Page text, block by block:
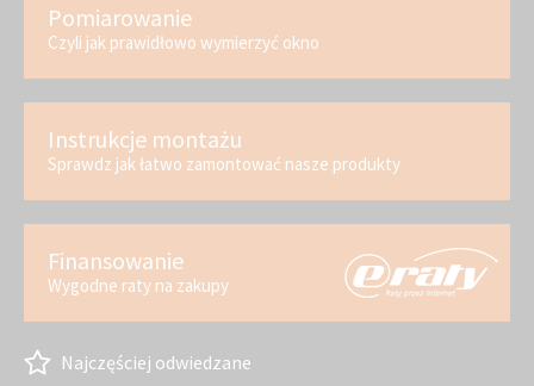
Pomiarowanie
Czyli jak prawidłowo wymierzyć okno
Instrukcje montażu
Sprawdz jak łatwo zamontować nasze produkty
Finansowanie
Wygodne raty na zakupy
Najczęściej odwiedzane